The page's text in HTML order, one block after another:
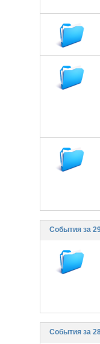
События за
События за